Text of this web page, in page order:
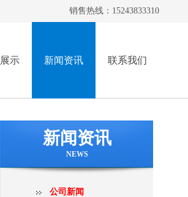
销售热线：15243833310
示 新闻资讯 联系我们
新闻资讯
NEWS
公司新闻